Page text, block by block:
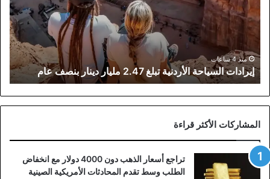
2.47
مليار
دينار
بنصف
عام منذ 4 ساعات
إيرادات السياحة الأردنية تبلغ 2.47 مليار دينار بنصف عام
المشاركات الأكثر قراءة
تراجع أسعار الذهب دون 4000 دولار مع انخفاض
الطلب وسط تقدم المحادثات الأمريكية الصينية